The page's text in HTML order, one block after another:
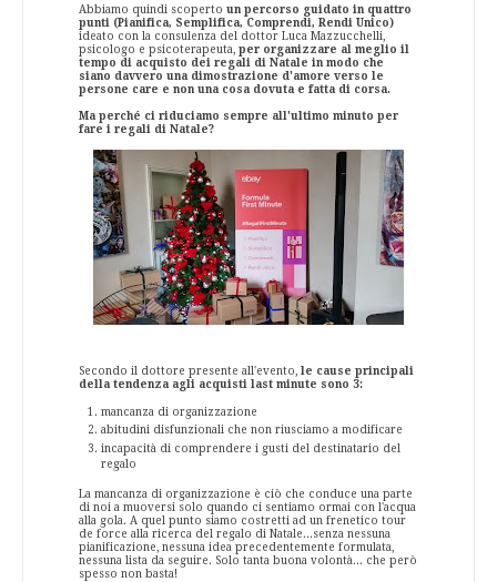
Abbiamo quindi scoperto un percorso guidato in quattro
punti (Pianifica, Semplifica, Comprendi, Rendi Unico)
ideato con la consulenza del dottor Luca Mazzucchelli,
psicologo e psicoterapeuta, per organizzare al meglio il
tempo di acquisto dei regali di Natale in modo che
siano davvero una dimostrazione d'amore verso le
persone care e non una cosa dovuta e fatta di corsa.
Ma perché ci riduciamo sempre all'ultimo minuto per
fare i regali di Natale?
Secondo il dottore presente all'evento, le cause principali
della tendenza agli acquisti last minute sono 3:
mancanza di organizzazione
abitudini disfunzionali che non riusciamo a modificare
incapacità di comprendere i gusti del destinatario del
regalo
La mancanza di organizzazione è ciò che conduce una parte
di noi a muoversi solo quando ci sentiamo ormai con l'acqua
alla gola. A quel punto siamo costretti ad un frenetico tour
de force alla ricerca del regalo di Natale...senza nessuna
pianificazione, nessuna idea precedentemente formulata,
nessuna lista da seguire. Solo tanta buona volontà... che però
spesso non basta!